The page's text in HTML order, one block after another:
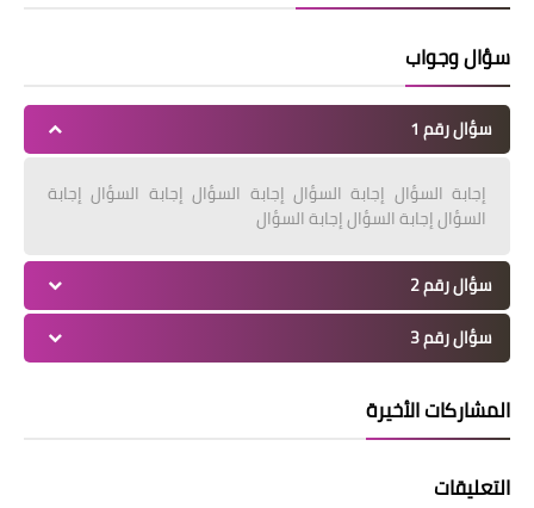
سؤال وجواب
سؤال رقم 1
إجابة السؤال إجابة السؤال إجابة السؤال إجابة السؤال إجابة
السؤال إجابة السؤال إجابة السؤال
سؤال رقم 2
سؤال رقم 3
المشاركات الأخيرة
التعليقات